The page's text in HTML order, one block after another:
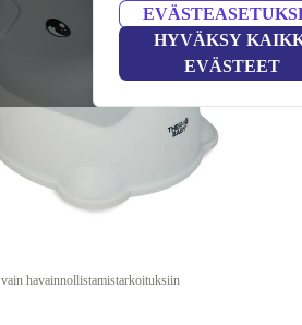
HYVÄKSY
EVÄSTEET
vain havainnollistamistarkoituksiin